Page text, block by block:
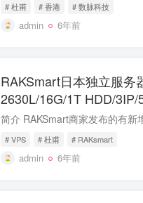
# 杜甫 # 香港 # 数脉科技
admin 6年前
RAKSmart日本独立服务
2630L/16G/1T HDD/3IP/
# VPS # 杜甫 # RAKsmart
admin 6年前